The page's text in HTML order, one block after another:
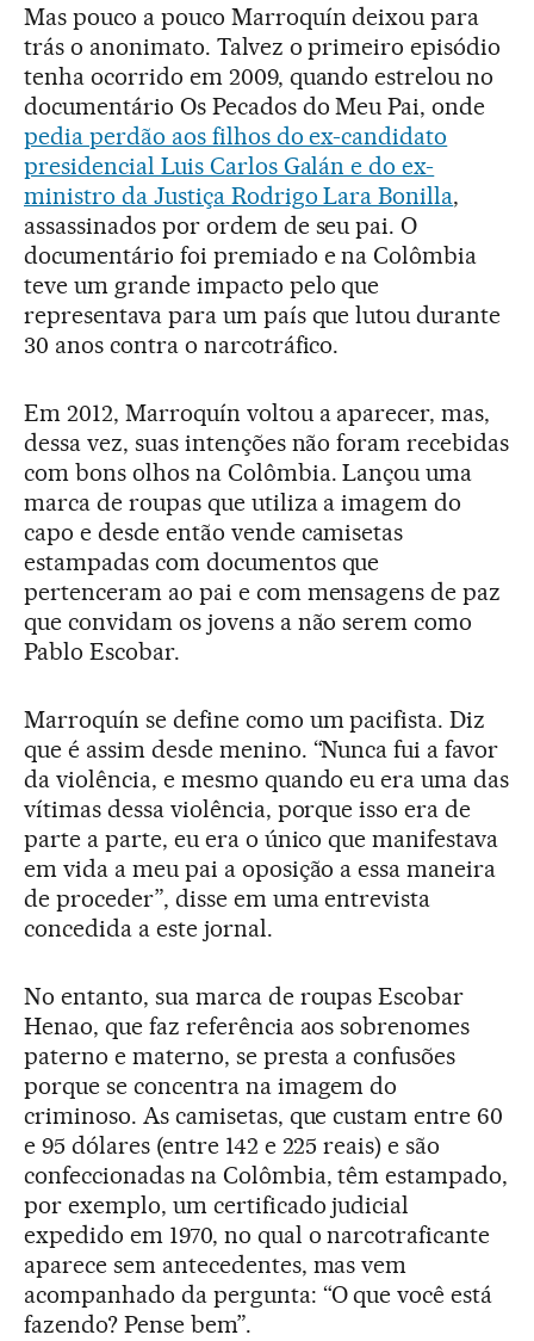
Mas pouco a pouco Marroquín deixou para
trás o anonimato. Talvez o primeiro episódio
tenha ocorrido em 2009, quando estrelou no
documentário Os Pecados do Meu Pai, onde
pedia perdão aos filhos do ex-candidato
presidencial Luis Carlos Galán e do ex-
ministro da Justiça Rodrigo Lara Bonilla,
assassinados por ordem de seu pai. O
documentário foi premiado e na Colômbia
teve um grande impacto pelo que
representava para um país que lutou durante
30 anos contra o narcotráfico.
Em 2012, Marroquín voltou a aparecer, mas,
dessa vez, suas intenções não foram recebidas
com bons olhos na Colômbia. Lançou uma
marca de roupas que utiliza a imagem do
capo e desde então vende camisetas
estampadas com documentos que
pertenceram ao pai e com mensagens de paz
que convidam os jovens a não serem como
Pablo Escobar.
Marroquín se define como um pacifista. Diz
que é assim desde menino. “Nunca fui a favor
da violência, e mesmo quando eu era uma das
vítimas dessa violência, porque isso era de
parte a parte, eu era o único que manifestava
em vida a meu pai a oposição a essa maneira
de proceder”, disse em uma entrevista
concedida a este jornal.
No entanto, sua marca de roupas Escobar
Henao, que faz referência aos sobrenomes
paterno e materno, se presta a confusões
porque se concentra na imagem do
criminoso. As camisetas, que custam entre 60
e 95 dólares (entre 142 e 225 reais) e são
confeccionadas na Colômbia, têm estampado,
por exemplo, um certificado judicial
expedido em 1970, no qual o narcotraficante
aparece sem antecedentes, mas vem
acompanhado da pergunta: “O que você está
fazendo? Pense bem”.